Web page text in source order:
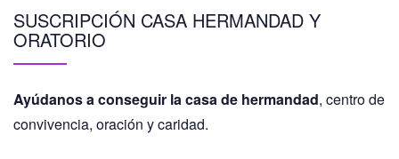
SUSCRIPCIÓN CASA HERMANDAD Y
ORATORIO
Ayúdanos a conseguir la casa de hermandad, centro de
convivencia, oración y caridad.